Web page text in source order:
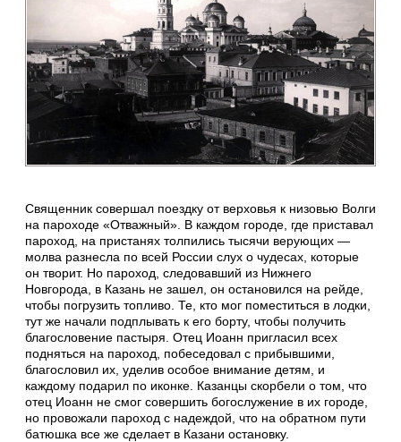
Священник совершал поездку от верховья к низовью Волги
на пароходе «Отважный». В каждом городе, где приставал
пароход, на пристанях толпились тысячи верующих —
молва разнесла по всей России слух о чудесах, которые
он творит. Но пароход, следовавший из Нижнего
Новгорода, в Казань не зашел, он остановился на рейде,
чтобы погрузить топливо. Те, кто мог поместиться в лодки,
тут же начали подплывать к его борту, чтобы получить
благословение пастыря. Отец Иоанн пригласил всех
подняться на пароход, побеседовал с прибывшими,
благословил их, уделив особое внимание детям, и
каждому подарил по иконке. Казанцы скорбели о том, что
отец Иоанн не смог совершить богослужение в их городе,
но провожали пароход с надеждой, что на обратном пути
батюшка все же сделает в Казани остановку.